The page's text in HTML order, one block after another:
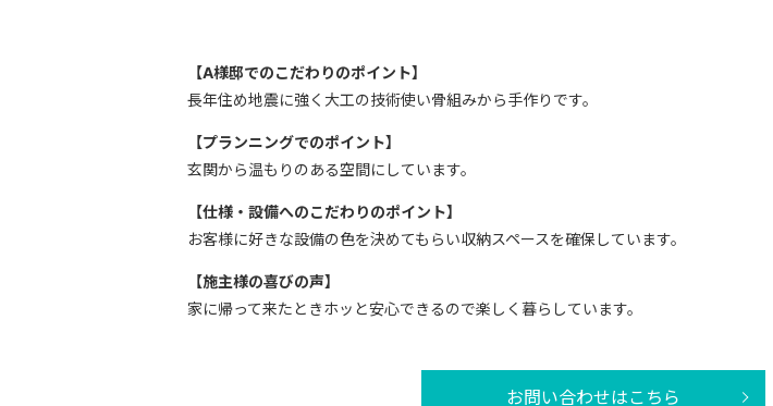
【A様邸でのこだわりのポイント】
長年住め地震に強く大工の技術使い骨組みから手作りです。
【プランニングでのポイント】
玄関から温もりのある空間にしています。
【仕様・設備へのこだわりのポイント】
お客様に好きな設備の色を決めてもらい収納スペースを確保しています。
【施主様の喜びの声】
家に帰って来たときホッと安心できるので楽しく暮らしています。
お問い合わせはこちら